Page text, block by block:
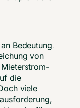
Bedeutung,
von
die
viele